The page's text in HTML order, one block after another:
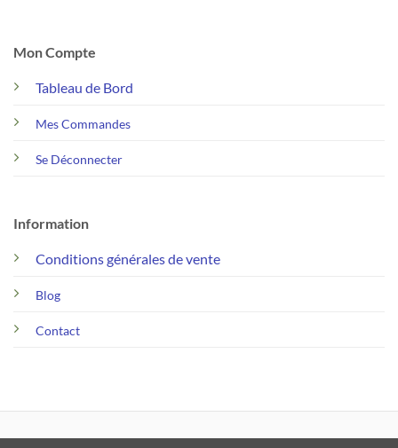
Mon Compte
Tableau de Bord
Mes Commandes
Se Déconnecter
Information
Conditions générales de vente
Blog
Contact